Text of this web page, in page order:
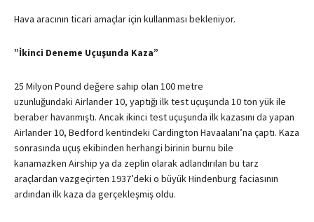
Hava aracının ticari amaçlar için kullanması bekleniyor.
”İkinci Deneme Uçuşunda Kaza”
25 Milyon Pound değere sahip olan 100 metre
uzunluğundaki Airlander 10, yaptığı ilk test uçuşunda 10 ton yük ile
beraber havanmıştı. Ancak ikinci test uçuşunda ilk kazasını da yapan
Airlander 10, Bedford kentindeki Cardington Havaalanı’na çaptı. Kaza
sonrasında uçuş ekibinden herhangi birinin burnu bile
kanamazken Airship ya da zeplin olarak adlandırılan bu tarz
araçlardan vazgeçirten 1937’deki o büyük Hindenburg faciasının
ardından ilk kaza da gerçekleşmiş oldu.